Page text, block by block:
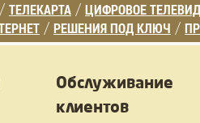
/ ТЕЛЕКАРТА / ЦИФРОВОЕ
/ РЕШЕНИЯ ПОД КЛЮЧ /
Обслуживание
клиентов